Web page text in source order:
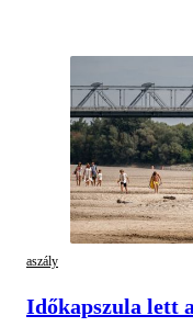
aszály
Időkapszula lett